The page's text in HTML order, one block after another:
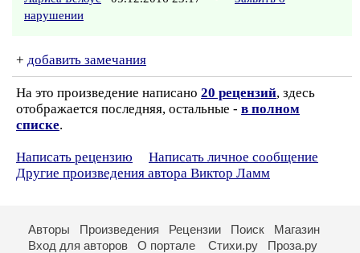
нарушении
+ добавить замечания
На это произведение написано 20 рецензий, здесь
отображается последняя, остальные - в полном
списке.
Написать рецензию
Написать личное сообщение
Другие произведения автора Виктор Ламм
Авторы Произведения Рецензии Поиск
Магазин
Вход для авторов
О портале Стихи.ру Проза.ру